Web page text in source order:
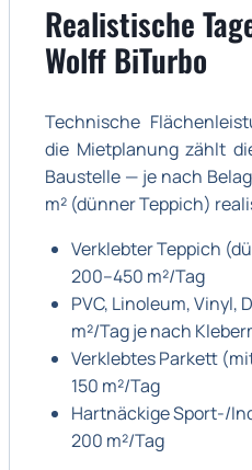
Realistische
Wolff BiTurbo
Technische
die Mietplanung zählt
Baustelle — je nach
m² (dünner Teppich)
Verklebter Teppich
200–450 m²/Tag
PVC, Linoleum, Vinyl,
m²/Tag je nach
Verklebtes Parkett
150 m²/Tag
Hartnäckige Sport-/
200 m²/Tag